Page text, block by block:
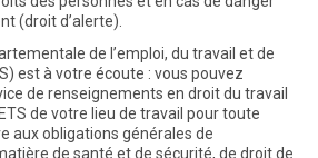
(droit d’alerte).
de l’emploi, du travail et de
est à votre écoute : vous pouvez
de renseignements en droit du travail
de votre lieu de travail pour toute
aux obligations générales de
de santé et de sécurité, de droit de